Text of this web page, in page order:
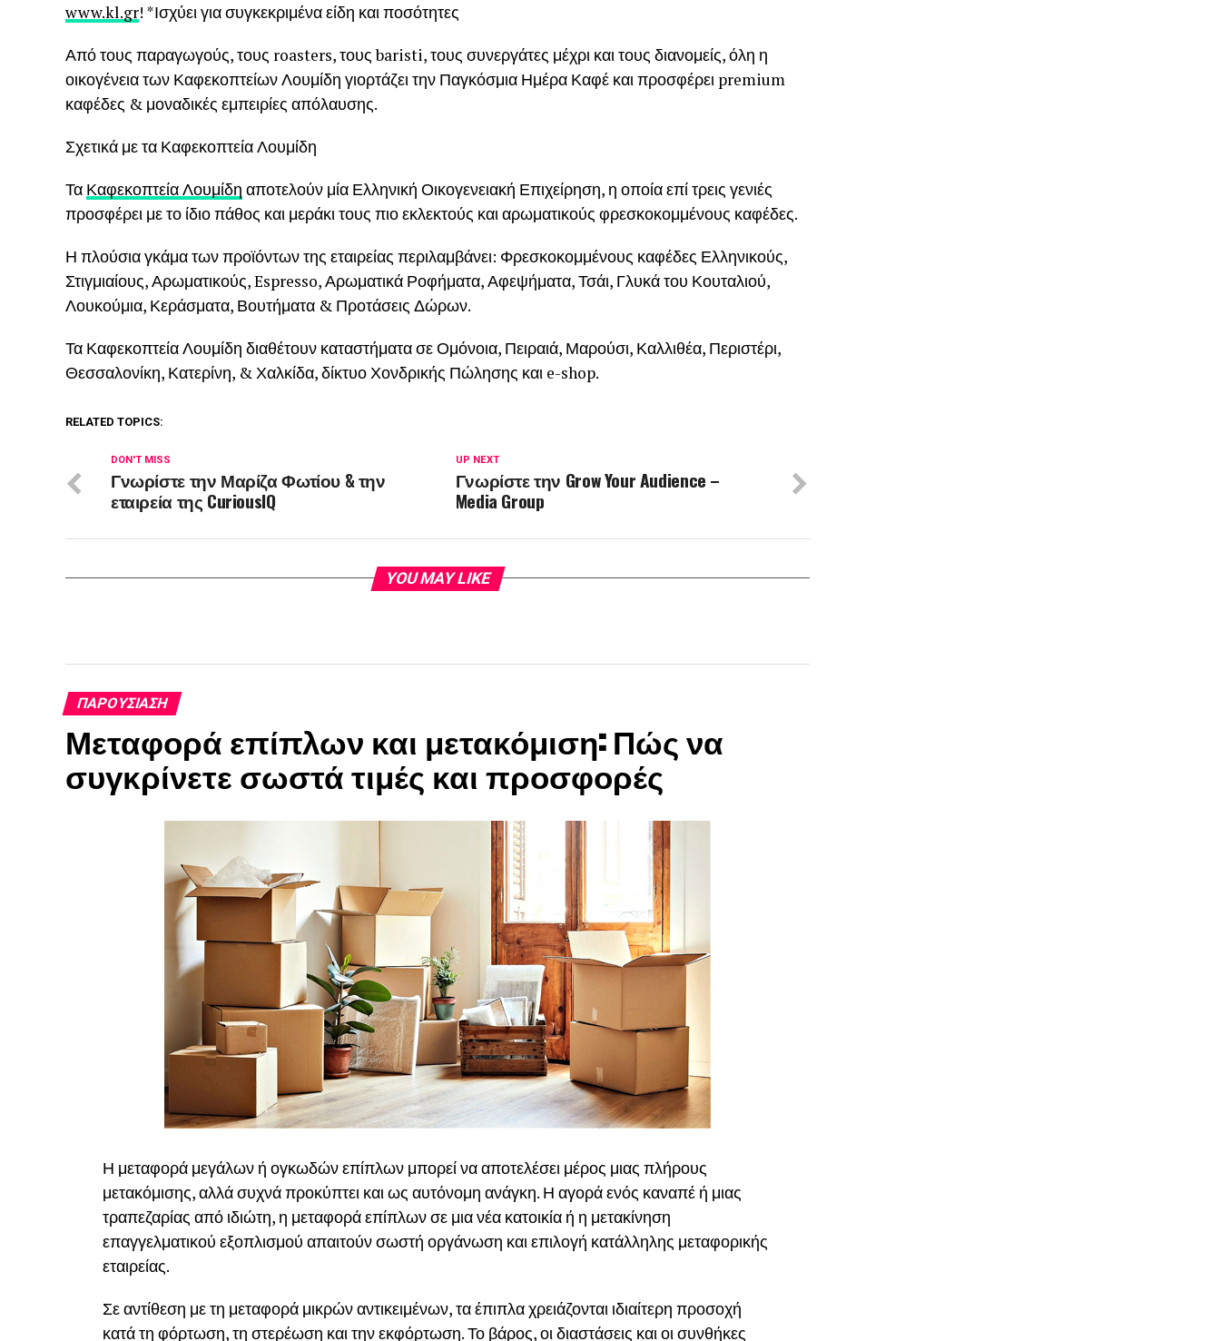
www.kl.gr! *Ισχύει για συγκεκριμένα είδη και ποσότητες
Από τους παραγωγούς, τους roasters, τους baristi, τους συνεργάτες μέχρι και τους διανομείς, όλη η
οικογένεια των Καφεκοπτείων Λουμίδη γιορτάζει την Παγκόσμια Ημέρα Καφέ και προσφέρει premium
καφέδες & μοναδικές εμπειρίες απόλαυσης.
Σχετικά με τα Καφεκοπτεία Λουμίδη
Τα Καφεκοπτεία Λουμίδη αποτελούν μία Ελληνική Οικογενειακή Επιχείρηση, η οποία επί τρεις γενιές
προσφέρει με το ίδιο πάθος και μεράκι τους πιο εκλεκτούς και αρωματικούς φρεσκοκομμένους καφέδες.
Η πλούσια γκάμα των προϊόντων της εταιρείας περιλαμβάνει: Φρεσκοκομμένους καφέδες Ελληνικούς,
Στιγμιαίους, Αρωματικούς, Espresso, Αρωματικά Ροφήματα, Αφεψήματα, Τσάι, Γλυκά του Κουταλιού,
Λουκούμια, Κεράσματα, Βουτήματα & Προτάσεις Δώρων.
Τα Καφεκοπτεία Λουμίδη διαθέτουν καταστήματα σε Ομόνοια, Πειραιά, Μαρούσι, Καλλιθέα, Περιστέρι,
Θεσσαλονίκη, Κατερίνη, & Χαλκίδα, δίκτυο Χονδρικής Πώλησης και e-shop.
RELATED TOPICS:
UP NEXT
Γνωρίστε την Grow Your Audience –
Media Group
DON'T MISS
Γνωρίστε την Μαρίζα Φωτίου & την
εταιρεία της CuriousIQ
YOU MAY LIKE
ΠΑΡΟΥΣΊΑΣΗ
Μεταφορά επίπλων και μετακόμιση: Πώς να
συγκρίνετε σωστά τιμές και προσφορές
Η μεταφορά μεγάλων ή ογκωδών επίπλων μπορεί να αποτελέσει μέρος μιας πλήρους
μετακόμισης, αλλά συχνά προκύπτει και ως αυτόνομη ανάγκη. Η αγορά ενός καναπέ ή μιας
τραπεζαρίας από ιδιώτη, η μεταφορά επίπλων σε μια νέα κατοικία ή η μετακίνηση
επαγγελματικού εξοπλισμού απαιτούν σωστή οργάνωση και επιλογή κατάλληλης μεταφορικής
εταιρείας.
Σε αντίθεση με τη μεταφορά μικρών αντικειμένων, τα έπιπλα χρειάζονται ιδιαίτερη προσοχή
κατά τη φόρτωση, τη στερέωση και την εκφόρτωση. Το βάρος, οι διαστάσεις και οι συνθήκες